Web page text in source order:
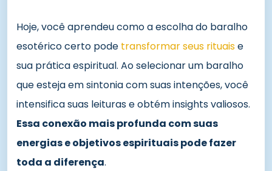
Hoje, você aprendeu como a escolha do baralho
esotérico certo pode transformar seus rituaise
sua prática espiritual. Ao selecionar um baralho
que esteja em sintonia com suas intenções, você
intensifica suas leituras e obtém insights valiosos.
Essa conexão mais profunda com suas
energias e objetivos espirituais pode fazer
toda a diferença.